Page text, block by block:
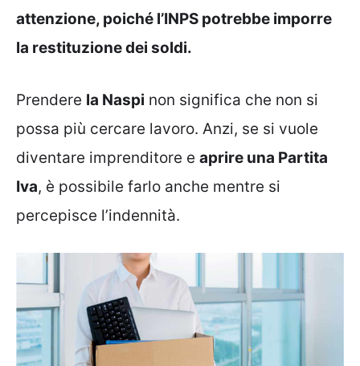
attenzione, poiché l’INPS potrebbe imporre
la restituzione dei soldi.
Prendere la Naspi non significa che non si
possa più cercare lavoro. Anzi, se si vuole
diventare imprenditore e aprire una Partita
Iva, è possibile farlo anche mentre si
percepisce l’indennità.